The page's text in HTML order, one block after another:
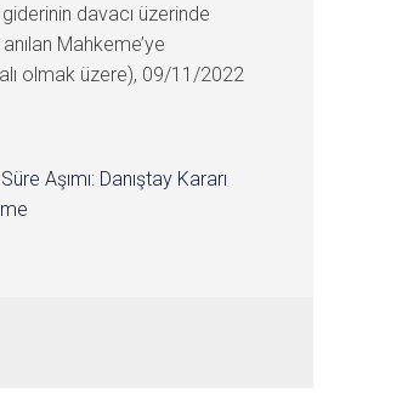
davacı üzerinde
Mahkeme’ye
olmak üzere), 09/11/2022
Aşımı: Danıştay Kararı